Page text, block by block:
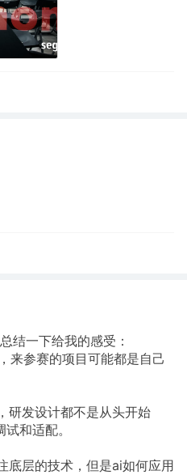
结一下给我的感受：
来参赛的项目可能都是自己
研发设计都不是从头开始
和适配。
底层的技术，但是ai如何应用